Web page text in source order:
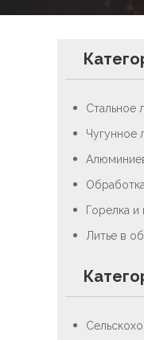
Стальное
Чугунное
Горелка и
Литье в